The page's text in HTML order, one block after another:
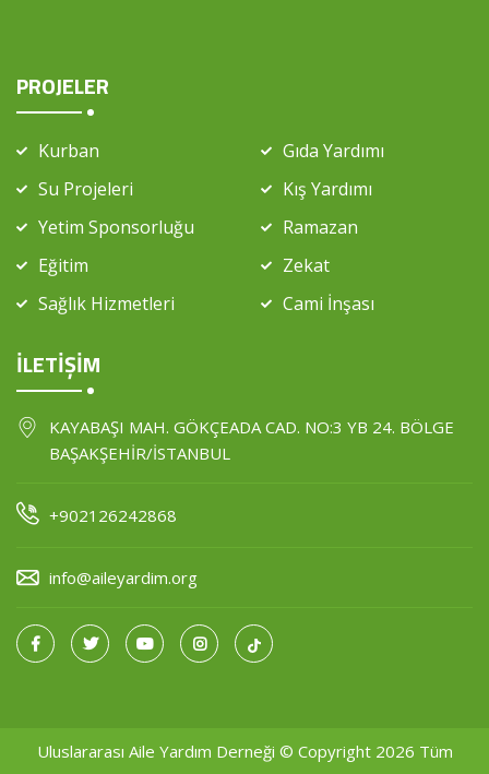
PROJELER
Kurban
Su Projeleri
Yetim Sponsorluğu
Eğitim
Sağlık Hizmetleri
Gıda Yardımı
Kış Yardımı
Ramazan
Zekat
Cami İnşası
İLETİŞİM
KAYABAŞI MAH. GÖKÇEADA CAD. NO:3 YB 24. BÖLGE
BAŞAKŞEHİR/İSTANBUL
+902126242868
info@aileyardim.org
Uluslararası Aile Yardım Derneği © Copyright 2026 Tüm